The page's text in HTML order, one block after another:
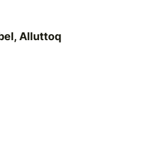
Alluttoq